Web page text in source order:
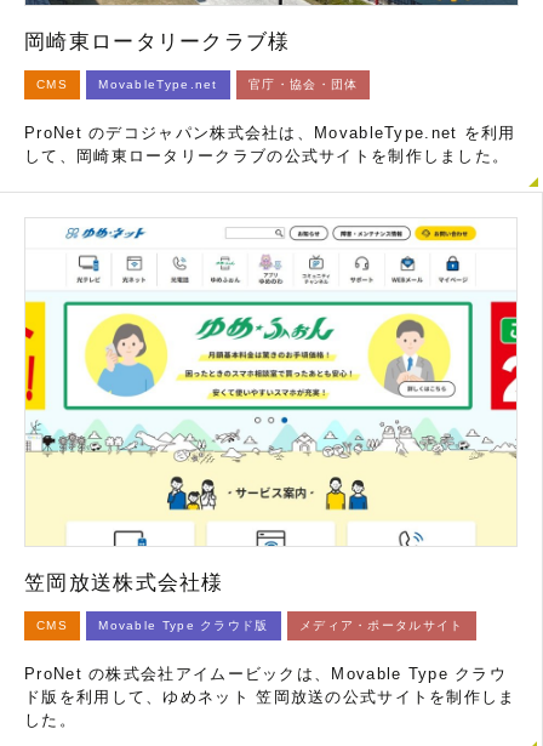
岡崎東ロータリークラブ様
CMS MovableType.net 官庁・協会・団体
ProNet のデコジャパン株式会社は、MovableType.net を利用
して、岡崎東ロータリークラブの公式サイトを制作しました。
笠岡放送株式会社様
CMS Movable Type クラウド版 メディア・ポータルサイト
ProNet の株式会社アイムービックは、Movable Type クラウ
ド版を利用して、ゆめネット 笠岡放送の公式サイトを制作しま
した。